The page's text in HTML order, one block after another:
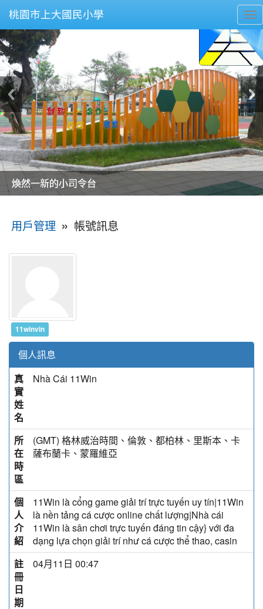
桃園市上大國民小學
美麗的操場是我們活力的來源
美麗的操場是我們活力的來源
煥然一新的小司令台
煥然一新的小司令台
富含桃園埤塘田園風光意象的中廊
富含桃園埤塘田園風光意象的中廊
嶄新的中庭廣場
嶄新的中庭廣場
水生池生生不息
水生池生生不息
用戶管理 » 帳號訊息
11winvin
個人訊息
真
實
姓
名
Nhà Cái 11Win
所
在
時
區
(GMT) 格林威治時間、倫敦、都柏林、里斯本、卡
薩布蘭卡、蒙羅維亞
個
人
介
紹
11Win là cổng game giải trí trực tuyến uy tín|11Win
là nền tảng cá cược online chất lượng|Nhà cái
11Win là sân chơi trực tuyến đáng tin cậy} với đa
dạng lựa chọn giải trí như cá cược thể thao, casin
註
冊
日
期
04月11日 00:47